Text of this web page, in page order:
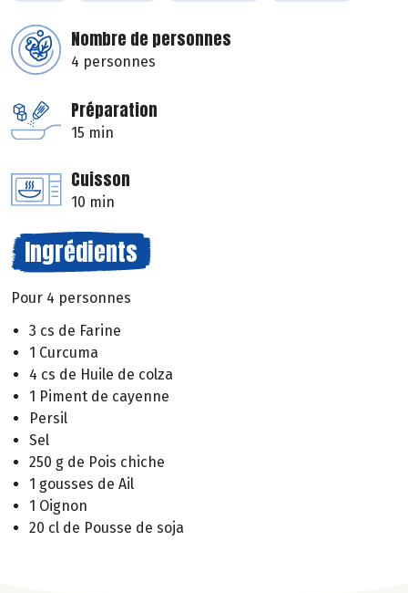
Nombre de personnes
4 personnes
Préparation
15 min
Cuisson
10 min
Ingrédients
Pour 4 personnes
3 cs de Farine
1 Curcuma
4 cs de Huile de colza
1 Piment de cayenne
Persil
Sel
250 g de Pois chiche
1 gousses de Ail
1 Oignon
20 cl de Pousse de soja